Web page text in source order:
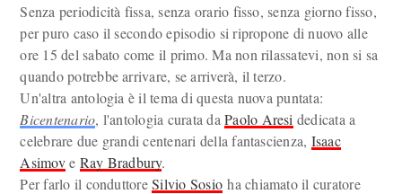
Senza periodicità fissa, senza orario fisso, senza giorno fisso,
per puro caso il secondo episodio si ripropone di nuovo alle
ore 15 del sabato come il primo. Ma non rilassatevi, non si sa
quando potrebbe arrivare, se arriverà, il terzo.
Un'altra antologia è il tema di questa nuova puntata:
Bicentenario, l'antologia curata daPaolo Aresi dedicata a
celebrare due grandi centenari della fantascienza, Isaac
Asimove Ray Bradbury.
Per farlo il conduttoreSilvio Sosio ha chiamato il curatore